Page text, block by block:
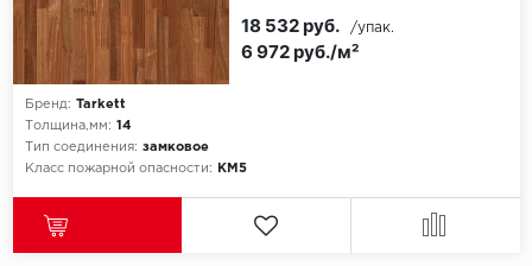
Бренд: Tarkett
Толщина,мм: 14
Тип соединения: замковое
Класс пожарной опасности:
КМ5
6 972 руб./м²
18 532 руб. /упак.